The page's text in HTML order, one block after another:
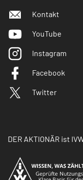
Kontakt
YouTube
Instagram
Facebook
Twitter
DER AKTIONÄR ist